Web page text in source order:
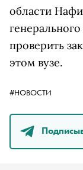
области
проверить
этом вузе.
#НОВОСТИ